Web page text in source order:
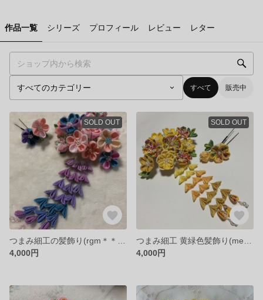
作品一覧 シリーズ プロフィール レビュー レター
すべて 販売中
SOLD OUT
4,000円
SOLD OUT
4,000円